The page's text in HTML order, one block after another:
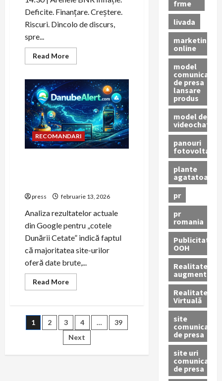
Deficite. Finanțare. Creștere.
Riscuri. Dincolo de discurs,
spre...
Read MoreRead
more
de
facto:
realități
și
perspective
2026
RECOMANDARI
press februarie 13, 2026
Analiza rezultatelor actuale
din Google pentru „cotele
Dunării Cetate” indică faptul
că majoritatea site-urilor
oferă date brute,...
Read MoreRead
more
la
Cetate
în
2026:
nivelul
azi,
Paginație
articole
1 2 3 4 …
39
Next
frme
livada
marketing
online
model
comunicat
de presa
lansare
produs
model de
videochat
panouri
fotovoltaice
plante
agatatoare
pr
pr
romania
Publicitate
OOH
Realitatea
augmentată
Realitatea
Virtuală
site
comunicate
de presa
site uri
comunicate
de presa